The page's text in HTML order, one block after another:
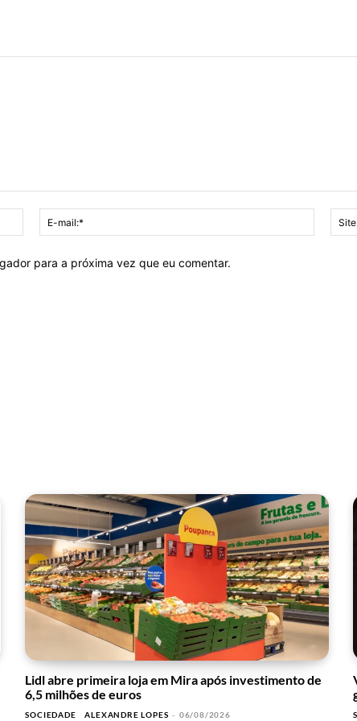
Nome:*
mail:*
para a próxima vez que eu comentar.
Lidl abre primeira loja em Mira após investimento de
6,5 milhões de euros
SOCIEDADE ALEXANDRE LOPES - 06/08/2026